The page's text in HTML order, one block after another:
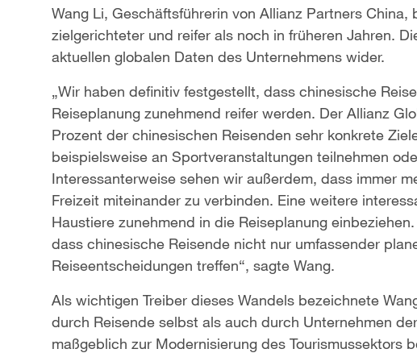
Wang Li, Geschäftsführerin von Allianz Partners
zielgerichteter und reifer als noch in früheren Jahren.
aktuellen globalen Daten des Unternehmens wider.
„Wir haben definitiv festgestellt, dass chinesische
Reiseplanung zunehmend reifer werden. Der Allianz
Prozent der chinesischen Reisenden sehr konkrete
beispielsweise an Sportveranstaltungen teilnehmen
Interessanterweise sehen wir außerdem, dass immer
Freizeit miteinander zu verbinden. Eine weitere
Haustiere zunehmend in die Reiseplanung
dass chinesische Reisende nicht nur umfassender
Reiseentscheidungen treffen“, sagte Wang.
Als wichtigen Treiber dieses Wandels bezeichnete
durch Reisende selbst als auch durch Unternehmen
maßgeblich zur Modernisierung des Tourismussektors